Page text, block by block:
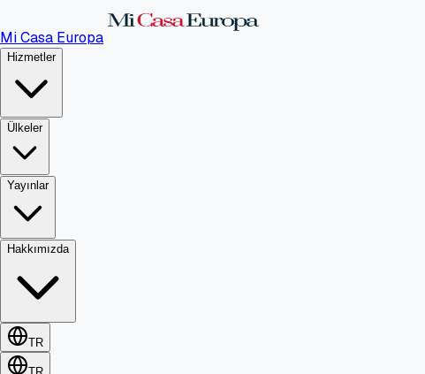
Mi Casa Europa
Hizmetler
Ülkeler
Yayınlar
Hakkımızda
TR